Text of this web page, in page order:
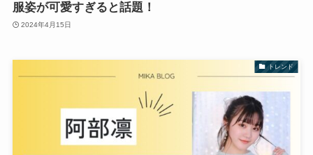
服姿が可愛すぎると話題！
2024年4月15日
トレンド